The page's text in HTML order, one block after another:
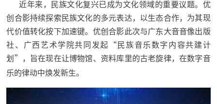
近年来，民族文化复兴已成为文化领域的重要议题。优
创合影持续探索民族文化的多元表达，以生态合作，为其现
代价值转化按下加速键。优创合影此次与广东大音音像出版
社、广西艺术学院共同发起“民族音乐数字内容共建计
划”， 旨在现在让博物馆、资料库里的古老旋律，在数字音
乐的律动中焕发新生。